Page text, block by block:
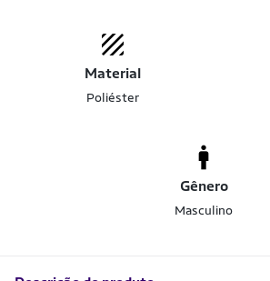
Material
Poliéster
Gênero
Masculino